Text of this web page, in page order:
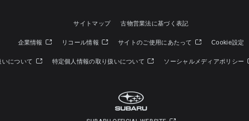
サイトマップ 古物営業法に基づく表記
企業情報 リコール情報 サイトのご使用にあたって Cookie設定
について 特定個人情報の取り扱いについて ソーシャルメディアポリシー